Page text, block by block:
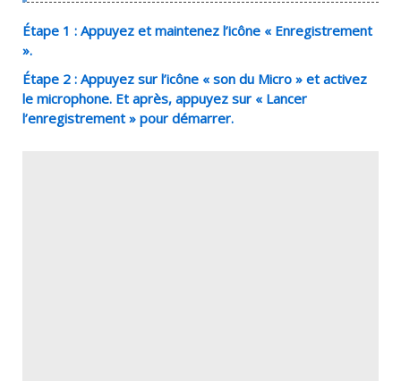
Étape 1 : Appuyez et maintenez l’icône « Enregistrement
».
Étape 2 : Appuyez sur l’icône « son du Micro » et activez
le microphone. Et après, appuyez sur « Lancer
l’enregistrement » pour démarrer.